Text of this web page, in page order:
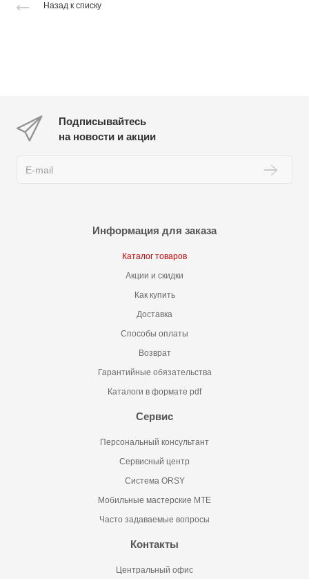
Назад к списку
Подписывайтесь
на новости и акции
Информация для заказа
Каталог товаров
Акции и скидки
Как купить
Доставка
Способы оплаты
Возврат
Гарантийные обязательства
Каталоги в формате pdf
Сервис
Персональный консультант
Сервисный центр
Система ORSY
Мобильные мастерские MTE
Часто задаваемые вопросы
Контакты
Центральный офис